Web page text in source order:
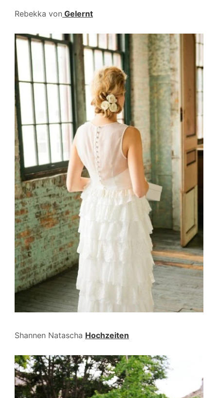
Rebekka von Gelernt
Shannen Natascha Hochzeiten